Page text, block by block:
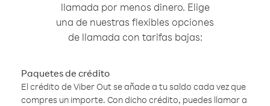
llamada por menos dinero. Elige
una de nuestras flexibles opciones
de llamada con tarifas bajas:
Paquetes de crédito
El crédito de Viber Out se añade a tu saldo cada vez que
compres un importe. Con dicho crédito, puedes llamar a